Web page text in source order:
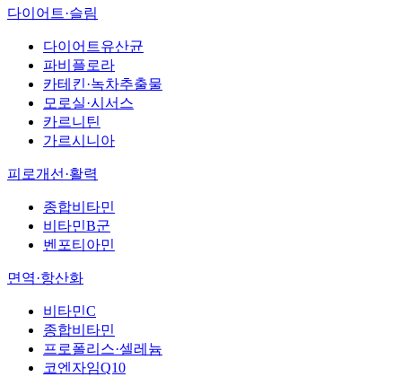
다이어트·슬림
다이어트유산균
파비플로라
카테킨·녹차추출물
모로실·시서스
카르니틴
가르시니아
피로개선·활력
종합비타민
비타민B군
벤포티아민
면역·항산화
비타민C
종합비타민
프로폴리스·셀레늄
코엔자임Q10